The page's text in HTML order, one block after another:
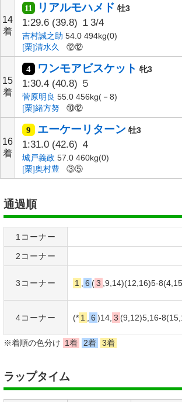
14
着
11 リアルモハメド 牡3
1:29.6 (39.8) １3/4
吉村誠之助 54.0 494kg(0)
[栗]清水久
⑫⑫
15
着
4 ワンモアビスケット 牝3
1:30.4 (40.8) ５
菅原明良 55.0 456kg(－8)
[栗]緒方努
⑩⑫
16
着
9 エーケーリターン 牡3
1:31.0 (42.6) ４
城戸義政 57.0 460kg(0)
[栗]奥村豊
③⑤
通過順
1コーナー
2コーナー
3コーナー 1 6 ( 3 ,9,14)(12,16)5-
4コーナー (* 1 6 )14, 3 (9,12)5,16-
※着順の色分け 1着 2着 3着
ラップタイム